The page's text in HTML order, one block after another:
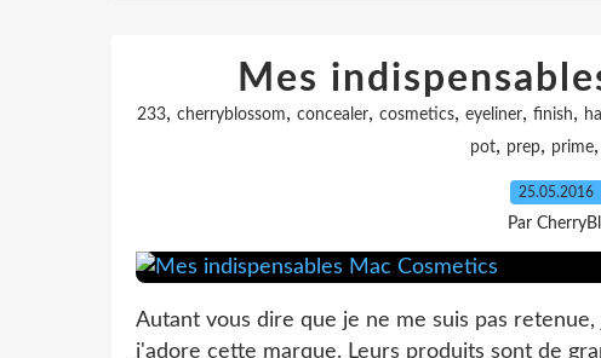
Mes
233, cherryblossom, concealer, cosmetics, eyeliner, finish,
pot, prep, prime,
25.05.2016
Par
Autant vous dire que je ne me suis pas
j'adore cette marque. Leurs produits sont de